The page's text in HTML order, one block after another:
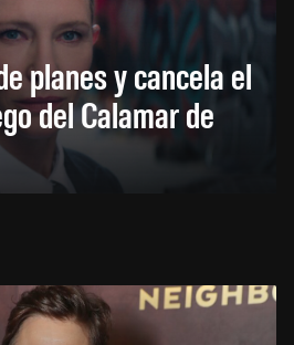
planes y cancela el
del Calamar de